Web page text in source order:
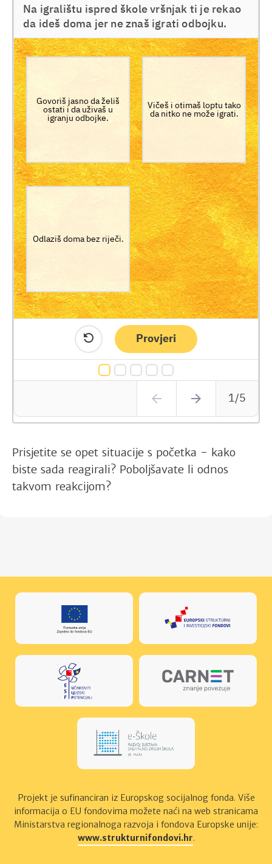
Prisjetite se opet situacije s početka - kako
biste sada reagirali? Poboljšavate li odnos
takvom reakcijom?
Projekt je suﬁnanciran iz Europskog socijalnog fonda. Više
informacija o EU fondovima možete naći na web stranicama
Ministarstva regionalnoga razvoja i fondova Europske unije:
www.strukturnifondovi.hr.